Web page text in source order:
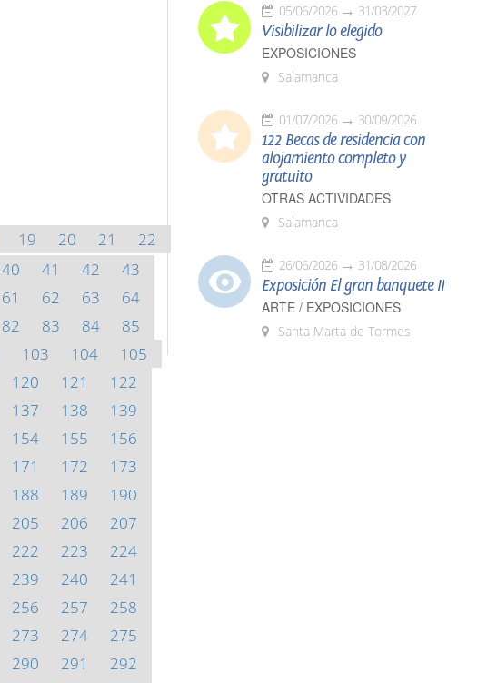
19 20 21
22
40 41 42
43
61 62 63
64
82 83 84
85
103 104
105
120 121
122
137 138
139
154 155
156
171 172
173
188 189
190
205 206
207
222 223
224
239 240
241
256 257
258
273 274
275
290 291
292
05/06/2026 31/03/2027
Visibilizar lo elegido
EXPOSICIONES
Salamanca
01/07/2026 30/09/2026
122 Becas de residencia con
alojamiento completo y
gratuito
OTRAS ACTIVIDADES
Salamanca
26/06/2026 31/08/2026
Exposición El gran banquete II
ARTE / EXPOSICIONES
Santa Marta de Tormes